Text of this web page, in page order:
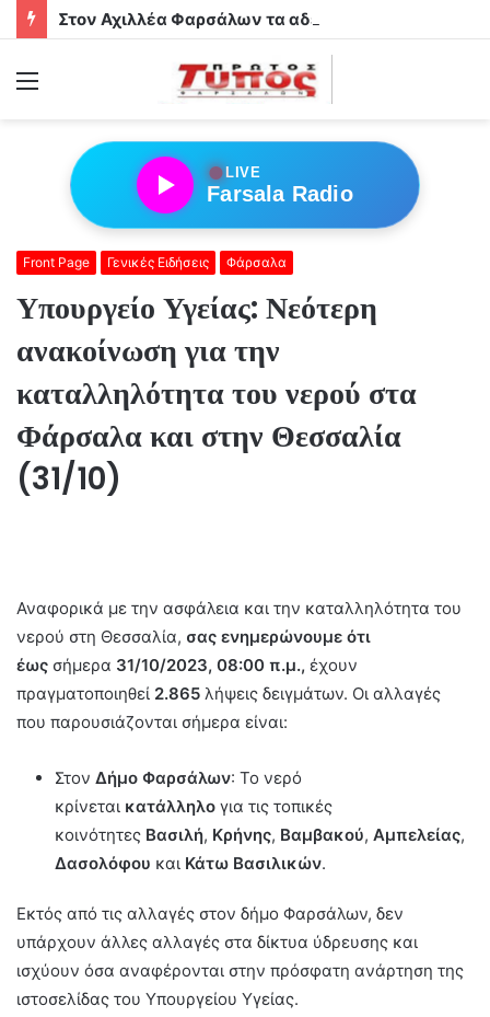
Στον Αχιλλέα Φαρσάλων τα αδέρφια Φούσα!
●LIVE
Farsala Radio
Front Page Γενικές Ειδήσεις Φάρσαλα
Υπουργείο Υγείας: Νεότερη
ανακοίνωση για την
καταλληλότητα του νερού στα
Φάρσαλα και στην Θεσσαλία
(31/10)
Αναφορικά με την ασφάλεια και την καταλληλότητα του
νερού στη Θεσσαλία, σας ενημερώνουμε ότι
έως σήμερα 31/10/2023, 08:00 π.μ., έχουν
πραγματοποιηθεί 2.865 λήψεις δειγμάτων. Οι αλλαγές
που παρουσιάζονται σήμερα είναι:
Στον Δήμο Φαρσάλων: Το νερό
κρίνεται κατάλληλο για τις τοπικές
κοινότητες Βασιλή, Κρήνης, Βαμβακού, Αμπελείας,
Δασολόφου και Κάτω Βασιλικών.
Εκτός από τις αλλαγές στον δήμο Φαρσάλων, δεν
υπάρχουν άλλες αλλαγές στα δίκτυα ύδρευσης και
ισχύουν όσα αναφέρονται στην πρόσφατη ανάρτηση της
ιστοσελίδας του Υπουργείου Υγείας.